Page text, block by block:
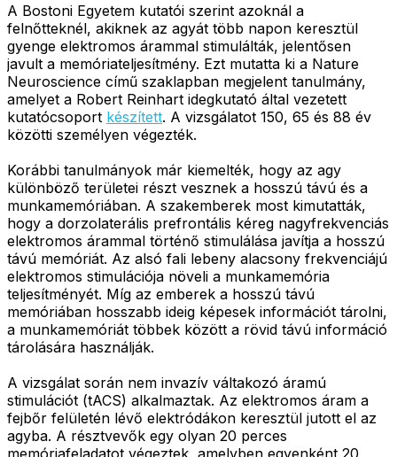
A Bostoni Egyetem kutatói szerint azoknál a
felnőtteknél, akiknek az agyát több napon keresztül
gyenge elektromos árammal stimulálták, jelentősen
javult a memóriateljesítmény. Ezt mutatta ki a Nature
Neuroscience című szaklapban megjelent tanulmány,
amelyet a Robert Reinhart idegkutató által vezetett
kutatócsoport készített. A vizsgálatot 150, 65 és 88 év
közötti személyen végezték.
Korábbi tanulmányok már kiemelték, hogy az agy
különböző területei részt vesznek a hosszú távú és a
munkamemóriában. A szakemberek most kimutatták,
hogy a dorzolaterális prefrontális kéreg nagyfrekvenciás
elektromos árammal történő stimulálása javítja a hosszú
távú memóriát. Az alsó fali lebeny alacsony frekvenciájú
elektromos stimulációja növeli a munkamemória
teljesítményét. Míg az emberek a hosszú távú
memóriában hosszabb ideig képesek információt tárolni,
a munkamemóriát többek között a rövid távú információ
tárolására használják.
A vizsgálat során nem invazív váltakozó áramú
stimulációt (tACS) alkalmaztak. Az elektromos áram a
fejbőr felületén lévő elektródákon keresztül jutott el az
agyba. A résztvevők egy olyan 20 perces
memóriafeladatot végeztek, amelyben egyenként 20